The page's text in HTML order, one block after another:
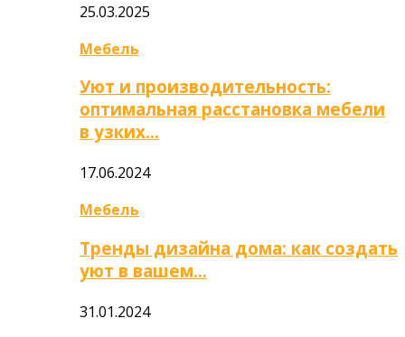
25.03.2025
Мебель
Уют и производительность:
оптимальная расстановка мебели
в узких…
17.06.2024
Мебель
Тренды дизайна дома: как создать
уют в вашем…
31.01.2024